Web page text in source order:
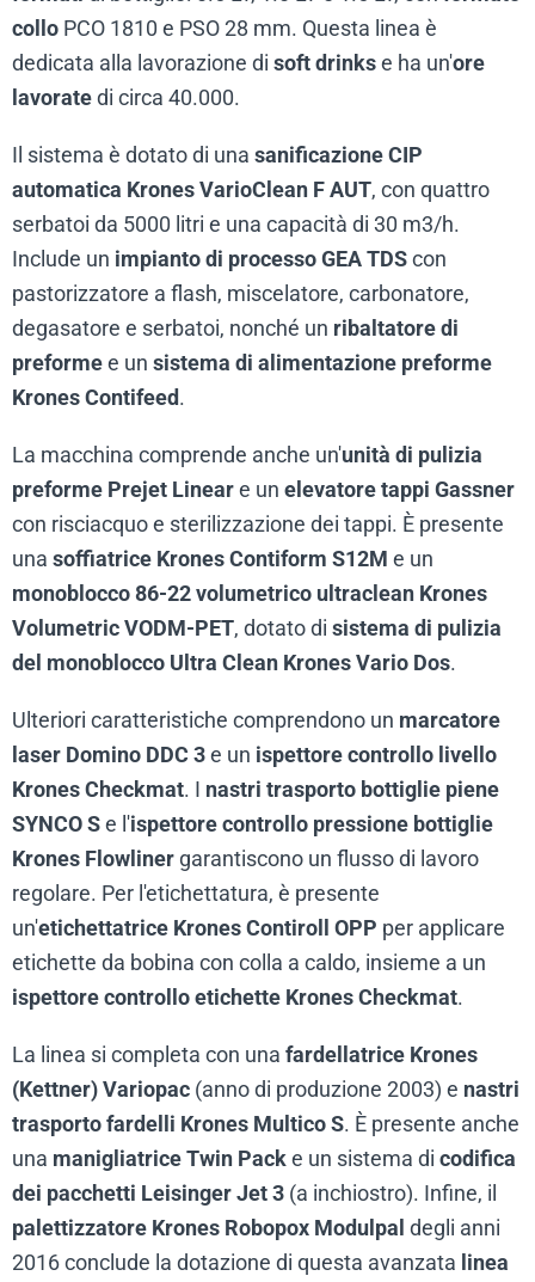
collo PCO 1810 e PSO 28 mm. Questa linea è
dedicata alla lavorazione di soft drinkse ha un'ore
lavoratedi circa 40.000.
Il sistema è dotato di una sanificazione CIP
automatica Krones VarioClean F AUT, con quattro
serbatoi da 5000 litri e una capacità di 30 m3/h.
Include un impianto di processo GEA TDScon
pastorizzatore a flash, miscelatore, carbonatore,
degasatore e serbatoi, nonché un ribaltatore di
preformee un sistema di alimentazione preforme
Krones Contifeed.
La macchina comprende anche un'unità di pulizia
preforme Prejet Lineare un elevatore tappi Gassner
con risciacquo e sterilizzazione dei tappi. È presente
una soffiatrice Krones Contiform S12M e un
monoblocco 86-22 volumetrico ultraclean Krones
Volumetric VODM-PET, dotato di sistema di pulizia
del monoblocco Ultra Clean Krones Vario Dos.
Ulteriori caratteristiche comprendono un marcatore
laser Domino DDC 3e un ispettore controllo livello
Krones Checkmat. I nastri trasporto bottiglie piene
SYNCO Se l'ispettore controllo pressione bottiglie
Krones Flowliner garantiscono un flusso di lavoro
regolare. Per l'etichettatura, è presente
un'etichettatrice Krones Contiroll OPP per applicare
etichette da bobina con colla a caldo, insieme a un
ispettore controllo etichette Krones Checkmat.
La linea si completa con una fardellatrice Krones
(Kettner) Variopac (anno di produzione 2003) e nastri
trasporto fardelli Krones Multico S. È presente anche
una manigliatrice Twin Packe un sistema di codifica
dei pacchetti Leisinger Jet 3 (a inchiostro). Infine, il
palettizzatore Krones Robopox Modulpal degli anni
2016 conclude la dotazione di questa avanzata linea